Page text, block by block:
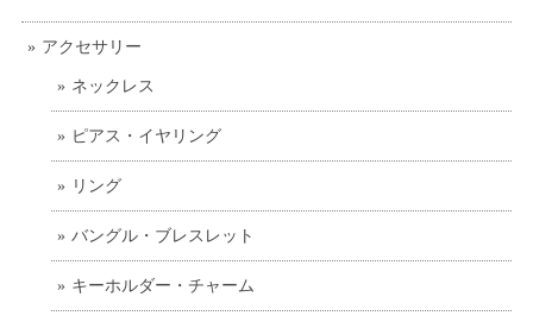
アクセサリー
ネックレス
ピアス・イヤリング
リング
バングル・ブレスレット
キーホルダー・チャーム